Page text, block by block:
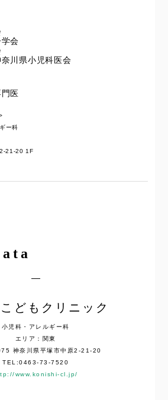
会
川県小児科医会
医
ー科
21-20 1F
どもクリニック
小児科・アレルギー科
エリア：関東
神奈川県平塚市中原2-21-20
TEL:0463-73-7520
www.konishi-cl.jp/